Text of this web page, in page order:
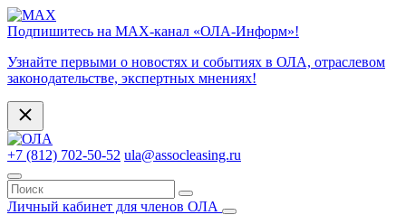
Подпишитесь на МАХ-канал «ОЛА-Информ»!
Узнайте первыми о новостях и событиях в ОЛА, отраслевом
законодательстве, экспертных мнениях!
+7 (812) 702-50-52 ula@assocleasing.ru
Личный кабинет для членов ОЛА